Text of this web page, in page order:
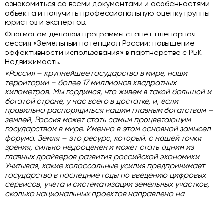
ознакомиться со всеми документами и особенностями
объекта и получить профессиональную оценку группы
юристов и экспертов.
Флагманом деловой программы станет пленарная
сессия «Земельный потенциал России: повышение
эффективности использования» в партнерстве с РБК
Недвижимость.
«Россия – крупнейшее государство в мире, наши
территории – более 17 миллионов квадратных
километров. Мы гордимся, что живем в такой большой и
богатой стране, у нас всего в достатке, и, если
правильно распорядиться нашим главным богатством –
землей, Россия может стать самым процветающим
государством в мире. Именно в этом основной замысел
форума. Земля – это ресурс, который, с нашей точки
зрения, сильно недооценен и может стать одним из
главных драйверов развития российской экономики.
Учитывая, какие колоссальные усилия предпринимает
государство в последние годы по введению цифровых
сервисов, учета и систематизации земельных участков,
сколько национальных проектов направлено на